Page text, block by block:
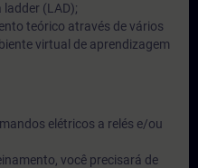
ladder (LAD);
teórico através de vários
virtual de aprendizagem
elétricos a relés e/ou
você precisará de